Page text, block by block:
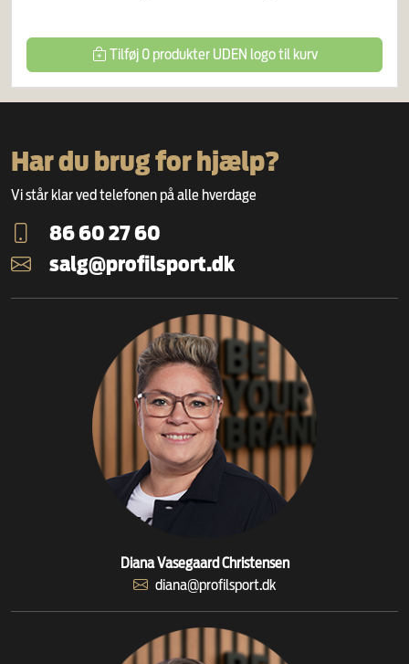
Tilføj 0produkter UDEN logotil kurv
Har du brug for hjælp?
Vi står klar ved telefonen på alle hverdage
86 60 27 60
salg@profilsport.dk
Diana Vasegaard Christensen
diana@profilsport.dk